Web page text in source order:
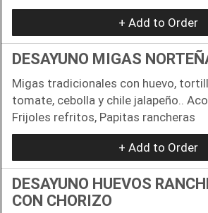
+ Add to Order
DESAYUNO MIGAS
Migas tradicionales con huevo,
tomate, cebolla y chile jalapeño..
Frijoles refritos, Papitas rancheras
+ Add to Order
DESAYUNO HUEVOS
CON CHORIZO